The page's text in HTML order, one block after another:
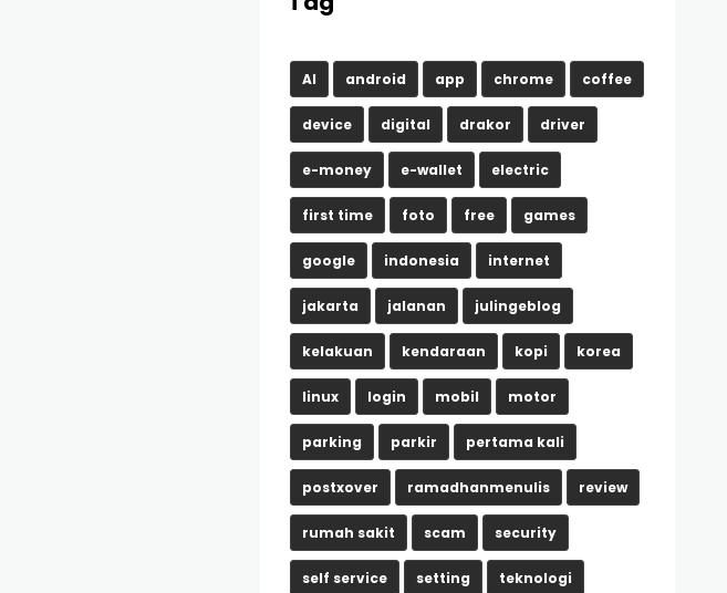
AI android app chrome coffee
device digital drakor driver
e-money e-wallet electric
first time foto free games
google indonesia internet
jakarta jalanan julingeblog
kelakuan kendaraan kopi korea
linux login mobil motor
parking parkir pertama kali
postxover ramadhanmenulis review
rumah sakit scam security
self service setting teknologi